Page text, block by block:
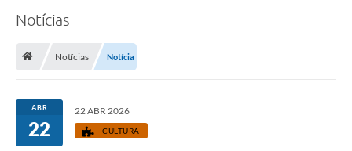
LGPD
Licitações
Notícias
Notícias Notícia
ABR
22
22 ABR 2026
CULTURA